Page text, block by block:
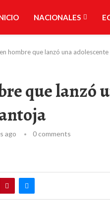
NACIONALES
hombre que lanzó una
que lanzó
ago 0 comments